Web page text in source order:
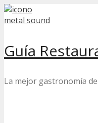
Skip
to
Guía
La mejor gastronomía